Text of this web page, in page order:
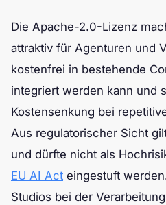
Die Apache-2.0-Lizenz
attraktiv für Agenturen und
kostenfrei in bestehende
integriert werden kann und
Kostensenkung bei
Aus regulatorischer Sicht
und dürfte nicht als
EU AI Act eingestuft
Studios bei der